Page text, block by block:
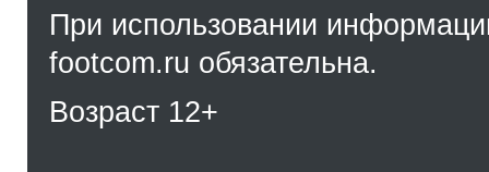
При использовании
footcom.ru обязательна.
Возраст 12+